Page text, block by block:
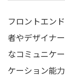
フロントエン
者やデザイナ
なコミュニケ
ケーション能